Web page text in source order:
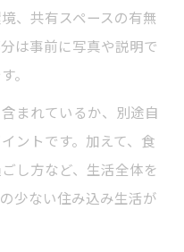
、共有スペースの有無
は事前に写真や説明で
。
まれているか、別途自
ントです。加えて、食
し方など、生活全体を
少ない住み込み生活が